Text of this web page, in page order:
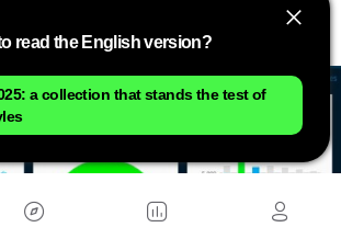
read the English version?
a collection that stands the test of